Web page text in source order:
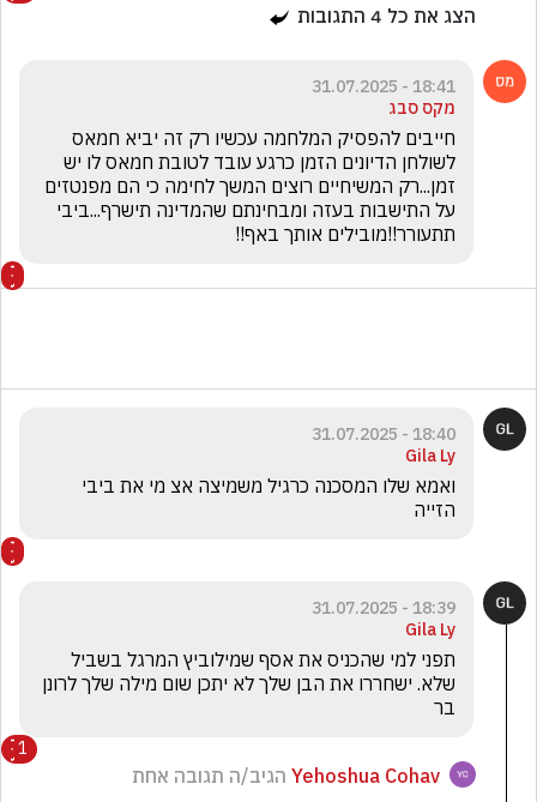
הצג את כל 4 התגובות
18:41 - 31.07.2025
מקס סבג
תתעורר!!מובילים אותך באף!!
18:40 - 31.07.2025
Gila Ly
הזייה
18:39 - 31.07.2025
Gila Ly
בר
1
Yehoshua Cohav הגיב/ה תגובה אחת